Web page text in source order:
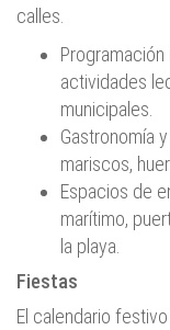
calles.
actividades
municipales.
Gastronomía
mariscos,
Espacios de
marítimo,
la playa.
Fiestas
El calendario